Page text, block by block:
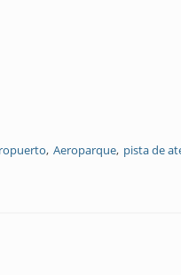
Aeroparque pista de
de aterrizaje